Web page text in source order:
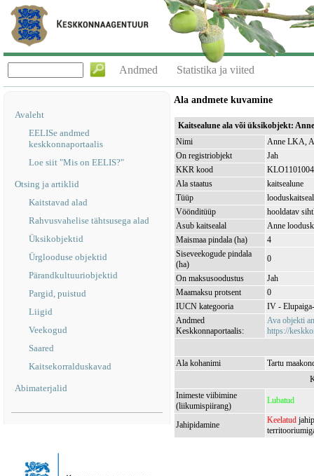
Andmed Statistika ja viited
Avaleht
EELISe andmed
keskkonnaportaalis
Loe siit "Mis on EELIS?"
Otsing ja artiklid
Kaitstavad alad
Rahvusvahelise tähtsusega alad
Üksikobjektid
Ürglooduse objektid
Pärandkultuuriobjektid
Pargid, puistud
Liigid
Veekogud
Saared
Kaitsekorralduskavad
Abimaterjalid
Ala andmete kuvamine
Kaitsealune ala või üksikobjekt:
Nimi
Anne LKA,
On registriobjekt
Jah
KKR kood
KLO1101004
Ala staatus
kaitsealune
Tüüp
Vöönditüüp
hooldatav
Asub kaitsealal
Anne
Maismaa pindala (ha)
4
Siseveekogude pindala
(ha)
0
On maksusoodustus
Jah
Maamaksu protsent
0
IUCN kategooria
IV -
Andmed
Keskkonnaportaalis:
Ava objekti
https://
Ala kohanimi
Tartu
Inimeste viibimine
(liikumispiirang)
Lubatud
Jahipidamine Keelatud